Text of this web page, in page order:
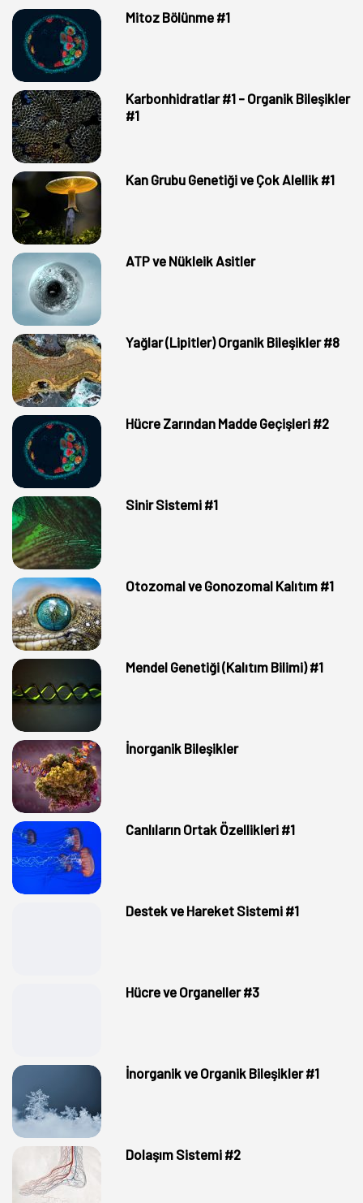
Mitoz Bölünme #1
Karbonhidratlar #1 - Organik Bileşikler
#1
Kan Grubu Genetiği ve Çok Alellik #1
ATP ve Nükleik Asitler
Yağlar (Lipitler) Organik Bileşikler #8
Hücre Zarından Madde Geçişleri #2
Sinir Sistemi #1
Otozomal ve Gonozomal Kalıtım #1
Mendel Genetiği (Kalıtım Bilimi) #1
İnorganik Bileşikler
Canlıların Ortak Özellikleri #1
Destek ve Hareket Sistemi #1
Hücre ve Organeller #3
İnorganik ve Organik Bileşikler #1
Dolaşım Sistemi #2